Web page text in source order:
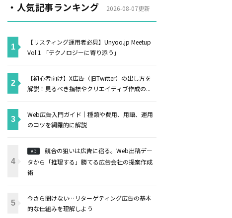
・人気記事ランキング 2026-08-07更新
【リスティング運用者必見】Unyoo.jp Meetup
Vol.1 「テクノロジーに寄り添う」
【初心者向け】X広告（旧Twitter）の出し方を
解説！見るべき指標やクリエイティブ作成の...
Web広告入門ガイド｜種類や費用、用語、運用
のコツを網羅的に解説
AD
競合の狙いは広告に宿る。Web出稿デー
タから「推理する」勝てる広告会社の提案作成
術
今さら聞けない…リターゲティング広告の基本
的な仕組みを理解しよう